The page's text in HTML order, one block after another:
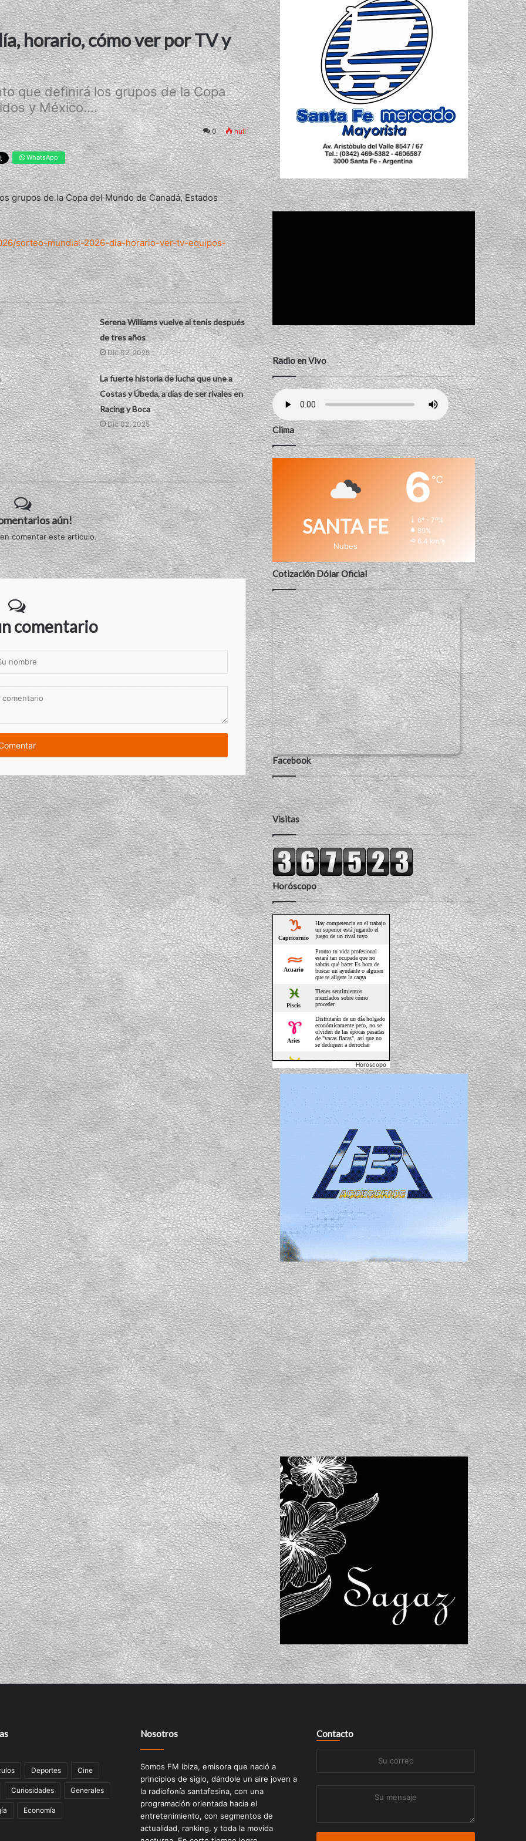
horario, cómo ver por TV y
que definirá los grupos de la Copa
y México....
0 null
WhatsApp
grupos de la Copa del Mundo de Canadá, Estados
sorteo-mundial-2026-dia-horario-ver-tv-equipos-
Serena Williams vuelve al tenis después
de tres años
Dic 02, 2025
La fuerte historia de lucha que une a
Costas y Úbeda, a días de ser rivales en
Racing y Boca
Dic 02, 2025
aún!
comentar este artículo.
comentario
Radio en Vivo
Clima
SANTA FE
Nubes
6℃
6º - 7º%
89%
6.4 km/h
Cotización Dólar Oficial
Facebook
Visitas
Horóscopo
Horoscopo
Deportes Cine
Curiosidades Generales
Economía
Nosotros
Somos FM Ibiza, emisora que nació a
principios de siglo, dándole un aire joven a
la radiofonía santafesina, con una
programación orientada hacia el
entretenimiento, con segmentos de
actualidad, ranking, y toda la movida
Contacto